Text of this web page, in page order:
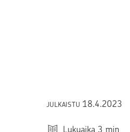
JULKAISTU 18.4.2023
Lukuaika 3 min